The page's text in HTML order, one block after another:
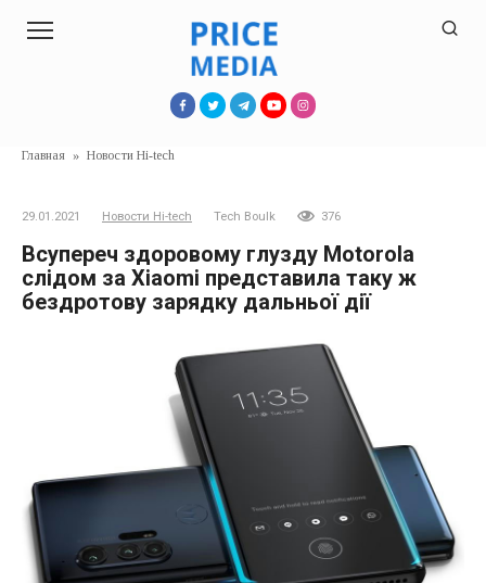
Главная » Новости Hi-tech
29.01.2021 Новости Hi-tech Tech Boulk 376
Всупереч здоровому глузду Motorola
слідом за Xiaomi представила таку ж
бездротову зарядку дальньої дії